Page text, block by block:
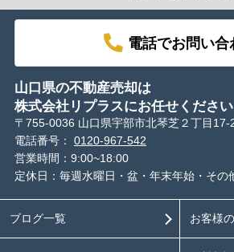
電話でお問い合
山口県の不動産売却は
株式会社リプラスにお任せください
〒755-0036 山口県宇部市北琴芝２丁目17-
電話番号： 0120-967-542
営業時間：9:00~18:00
定休日：毎週水曜日・盆・年末年始・その
ブログ一覧 お客様